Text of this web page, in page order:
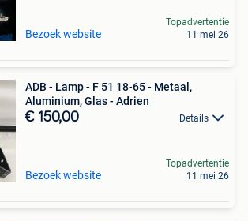
Bezoek website
Topadvertentie
11 mei 26
ADB - Lamp - F 51 18-65 - Metaal,
Aluminium, Glas - Adrien
€ 150,00 Details
Bezoek website
Topadvertentie
11 mei 26